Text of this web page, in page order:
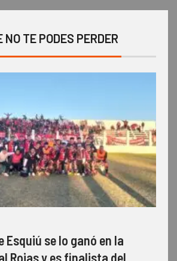
NO TE PODES PERDER
Esquiú se lo ganó en la
Rojas y es finalista del